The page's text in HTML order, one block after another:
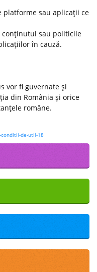
platforme sau aplicaţii ce
conţinutul sau politicile
în cauză.
vor fi guvernate şi
din România şi orice
române.
de-util-18